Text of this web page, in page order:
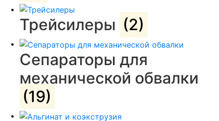
Трейсилеры (2)
Сепараторы для
механической обвалки
(19)